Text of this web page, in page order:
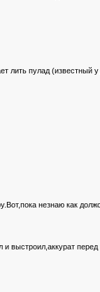
лить пулад (известный у
незнаю как
выстроил,аккурат